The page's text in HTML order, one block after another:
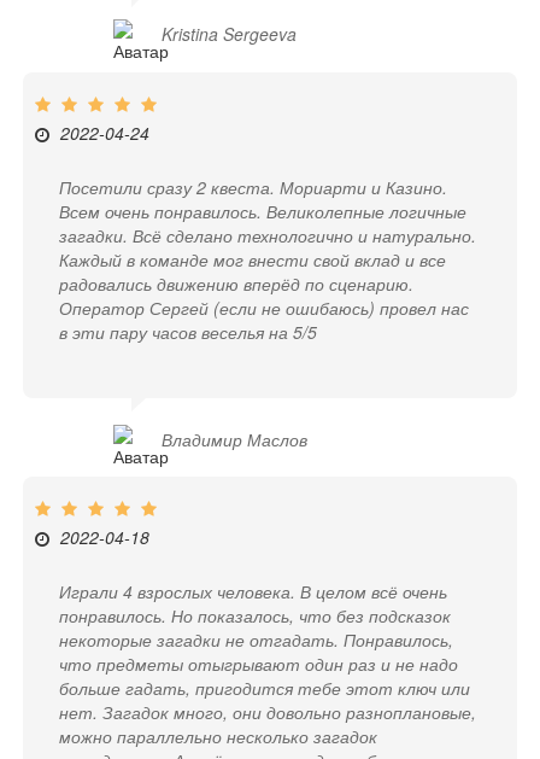
Kristina Sergeeva
2022-04-24
Посетили сразу 2 квеста. Мориарти и Казино.
Всем очень понравилось. Великолепные логичные
загадки. Всё сделано технологично и натурально.
Каждый в команде мог внести свой вклад и все
радовались движению вперёд по сценарию.
Оператор Сергей (если не ошибаюсь) провел нас
в эти пару часов веселья на 5/5
Владимир Маслов
2022-04-18
Играли 4 взрослых человека. В целом всё очень
понравилось. Но показалось, что без подсказок
некоторые загадки не отгадать. Понравилось,
что предметы отыгрывают один раз и не надо
больше гадать, пригодится тебе этот ключ или
нет. Загадок много, они довольно разноплановые,
можно параллельно несколько загадок